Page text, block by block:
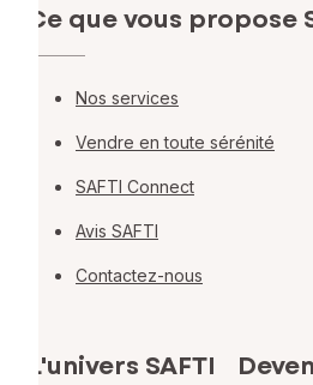
Ce que vous propose
Nos services
Vendre en toute sérénité
SAFTI Connect
Avis SAFTI
Contactez-nous
L'univers SAFTI